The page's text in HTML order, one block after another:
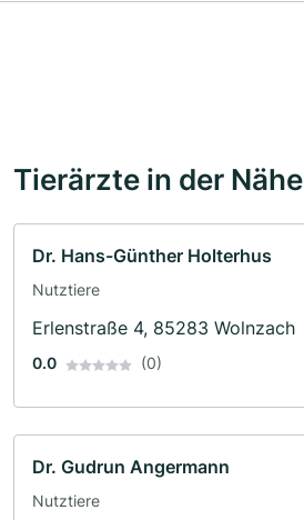
Tierärzte in der Nähe
Dr. Hans-Günther Holterhus
Nutztiere
Erlenstraße 4, 85283 Wolnzach
0.0 (0)
Dr. Gudrun Angermann
Nutztiere